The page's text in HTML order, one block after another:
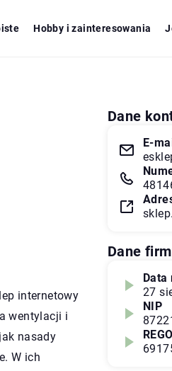
Hobby i zainteresowania
internetowy
wentylacji i
nasady
W ich
Dane
E-
Dane
27
NIP